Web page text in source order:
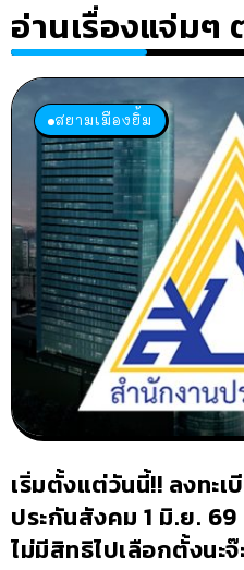
อ่านเรื่องแจ่มๆ
สยามเมืองยิ้ม
เริ่มตั้งแต่วันนี้!! ลงทะ
ประกันสังคม 1 มิ.ย.
ไม่มีสิทธิไปเลือกตั้งนะจ๊